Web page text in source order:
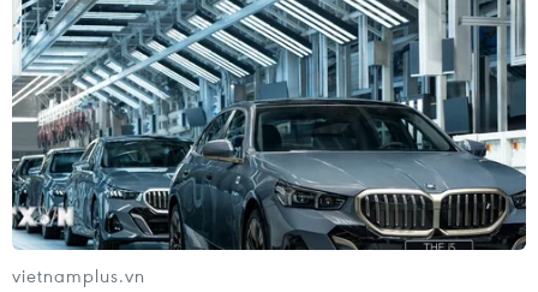
TIN CÙNG CHUYÊN MỤC
BSR phối trộn thành công dầu Diesel
sinh học B5 và B10
vietnamplus.vn